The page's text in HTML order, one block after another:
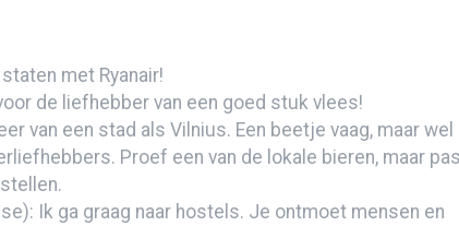
over een andere planeet?
met Ryanair!
de liefhebber van een goed stuk vlees!
van een stad als Vilnius. Een beetje vaag, maar wel
Proef een van de lokale bieren, maar pas
Ik ga graag naar hostels. Je ontmoet mensen en